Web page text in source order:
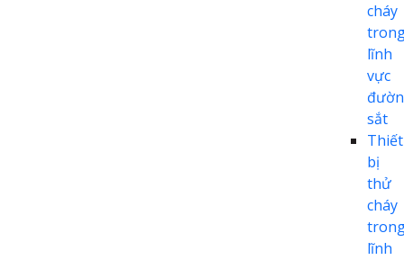
cháy
lĩnh
vực
sắt
Thiết
bị
thử
cháy
lĩnh